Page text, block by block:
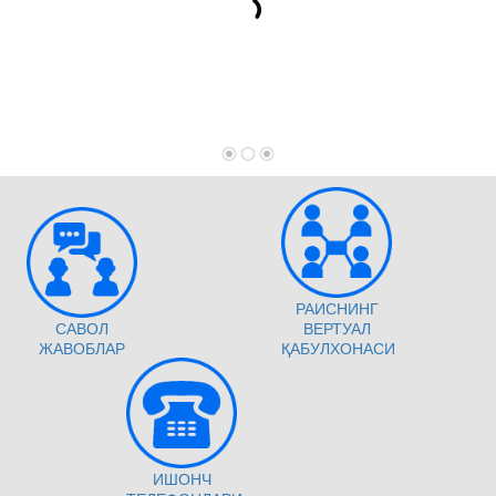
САВОЛ
ЖАВОБЛАР
РАИСНИНГ
ВЕРТУАЛ
ҚАБУЛХОНАСИ
ИШОНЧ